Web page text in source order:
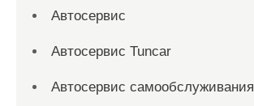
Автосервис
Автосервис Tuncar
Автосервис самообслуживания